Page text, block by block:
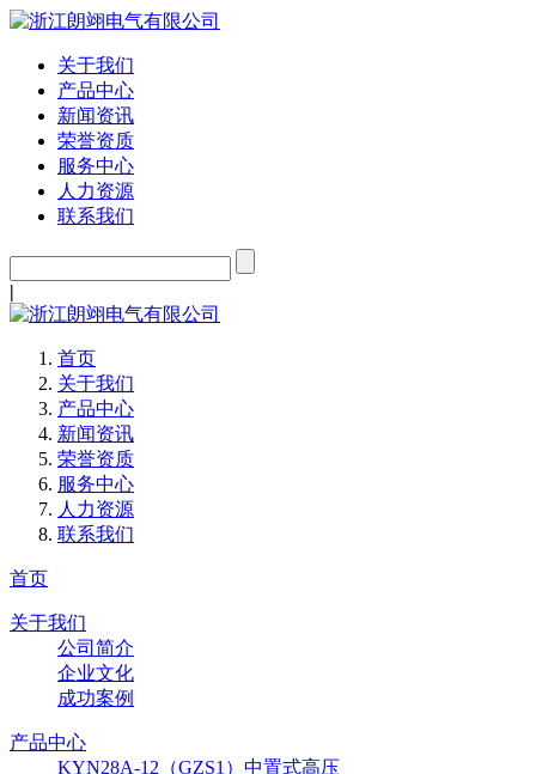
关于我们
产品中心
新闻资讯
荣誉资质
服务中心
人力资源
联系我们
|
首页
关于我们
产品中心
新闻资讯
荣誉资质
服务中心
人力资源
联系我们
首页
关于我们
公司简介
企业文化
成功案例
产品中心
KYN28A-12（GZS1）中置式高压